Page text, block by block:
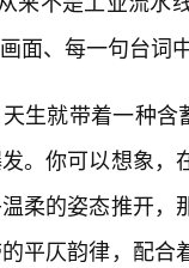
面、每一句台词
生就带着一种含
。你可以想象
柔的姿态推开
平仄韵律，配